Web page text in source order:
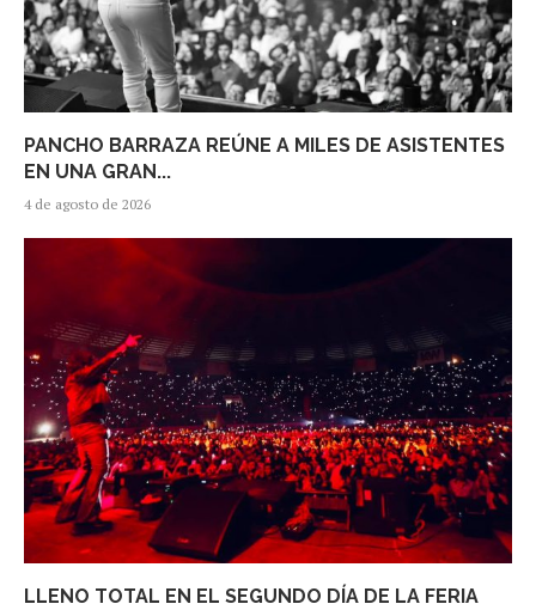
PANCHO BARRAZA REÚNE A MILES DE ASISTENTES
EN UNA GRAN...
4 de agosto de 2026
LLENO TOTAL EN EL SEGUNDO DÍA DE LA FERIA